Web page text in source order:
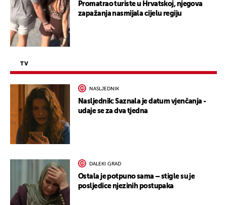
Promatrao turiste u Hrvatskoj, njegova
zapažanja nasmijala cijelu regiju
TV
NASLJEDNIK
Nasljednik: Saznala je datum vjenčanja -
udaje se za dva tjedna
DALEKI GRAD
Ostala je potpuno sama – stigle su je
posljedice njezinih postupaka